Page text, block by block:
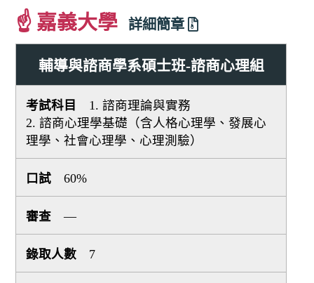
☝ 嘉義大學 詳細簡章
輔導與諮商學系碩士班-諮商心理組
1. 諮商理論與實務
2. 諮商心理學基礎（含人格心理學、發展心
理學、社會心理學、心理測驗）
60%
—
7